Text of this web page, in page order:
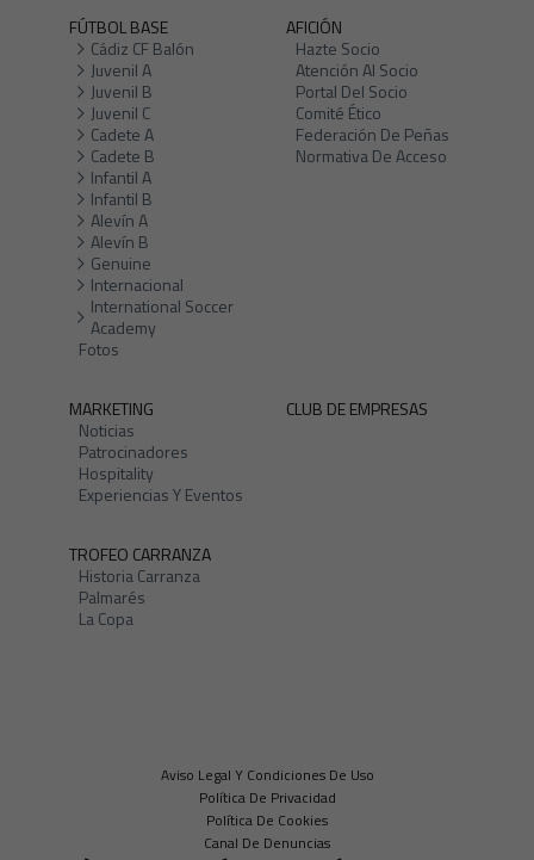
FÚTBOL BASE
Cádiz CF Balón
Juvenil A
Juvenil B
Juvenil C
Cadete A
Cadete B
Infantil A
Infantil B
Alevín A
Alevín B
Genuine
Internacional
International Soccer
Academy
Fotos
AFICIÓN
Hazte Socio
Atención Al Socio
Portal Del Socio
Comité Ético
Federación De Peñas
Normativa De Acceso
MARKETING
Noticias
Patrocinadores
Hospitality
Experiencias Y Eventos
CLUB DE EMPRESAS
TROFEO CARRANZA
Historia Carranza
Palmarés
La Copa
Aviso Legal Y Condiciones De Uso
Política De Privacidad
Política De Cookies
Canal De Denuncias